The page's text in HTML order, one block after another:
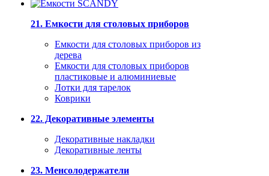
21. Емкости для столовых приборов
Емкости для столовых приборов из
дерева
Емкости для столовых приборов
пластиковые и алюминиевые
Лотки для тарелок
Коврики
22. Декоративные элементы
Декоративные накладки
Декоративные ленты
23. Менсолодержатели